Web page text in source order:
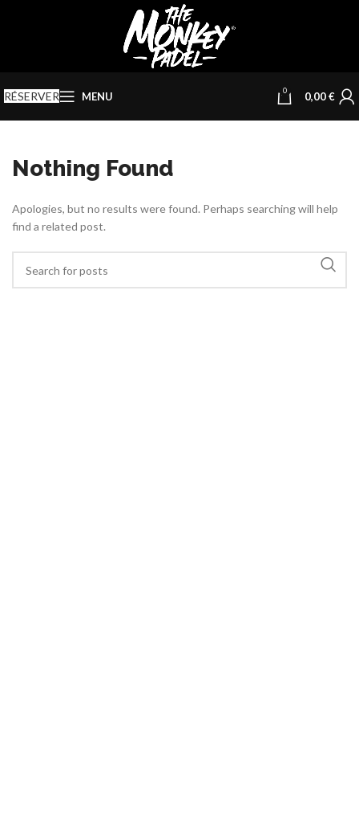
RÉSERVER MENU 0 0,00€
Nothing Found
Apologies, but no results were found. Perhaps searching will help
find a related post.